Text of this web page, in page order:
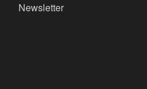
Newsletter